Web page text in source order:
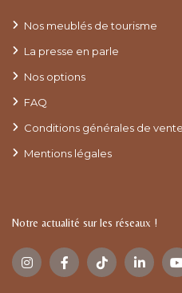
Nos meublés de tourisme
La presse en parle
Nos options
FAQ
Conditions générales de
Mentions légales
Notre actualité sur les réseaux !